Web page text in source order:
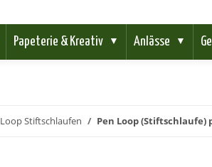
Papeterie & Kreativ ▼ Anlässe ▼
Loop Stiftschlaufen Pen Loop (Stiftschlaufe)